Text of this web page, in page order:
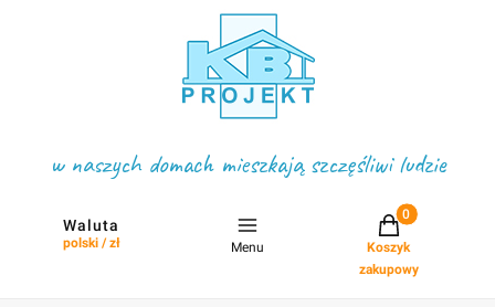
w naszych domach mieszkają szczęśliwi ludzie
Waluta
polski / zł Menu
Projekty w
Koszyk
zakupowy